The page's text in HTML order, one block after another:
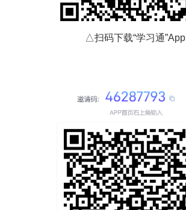
△扫码下载“学习通”App